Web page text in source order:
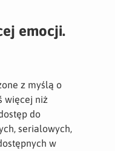
emocji.
z myślą o
więcej niż
do
serialowych,
w